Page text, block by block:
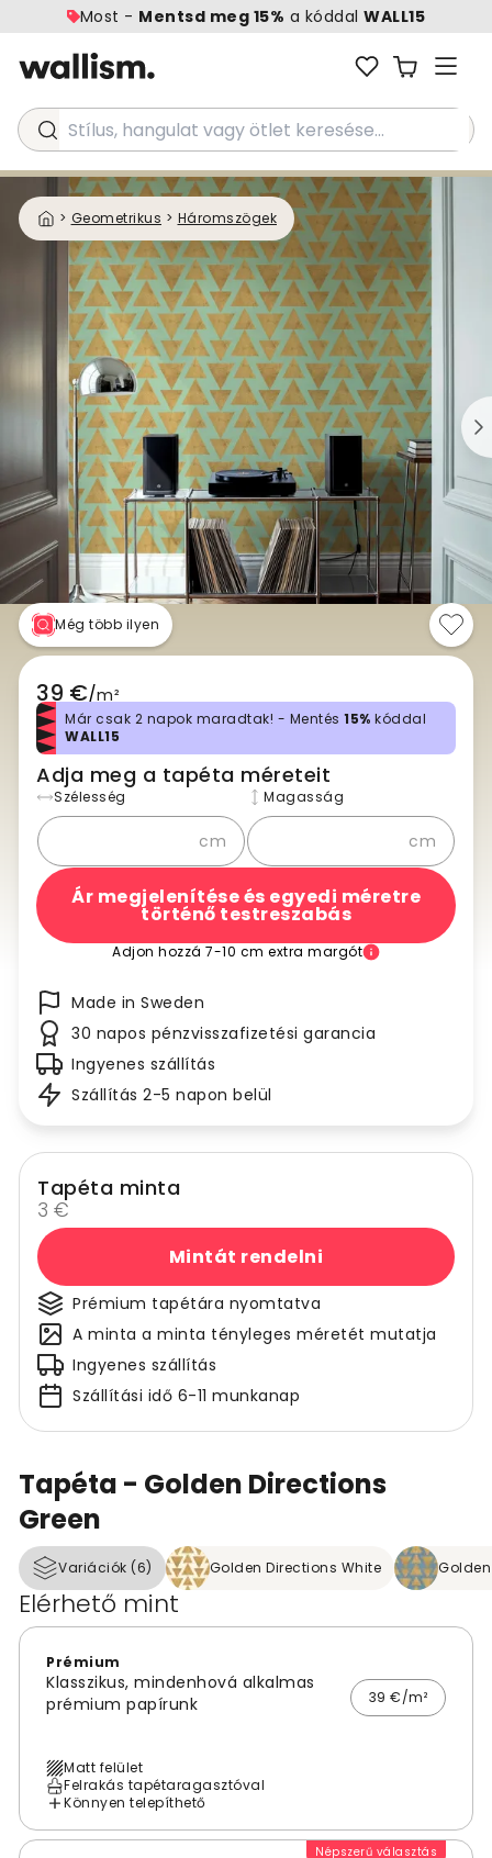
Most - Mentsd meg 15% a kóddalWALL15
Stílus, hangulat vagy ötlet keresése...
> Geometrikus > Háromszögek
Tapéta - Golden Directions
Green
Variációk (6) Golden Directions White
Elérhető mint
Prémium
Klasszikus, mindenhová alkalmas
prémium papírunk
39 €/m²
Matt felület
Felrakás tapétaragasztóval
Könnyen telepíthető
Népszerű választás
Még több ilyen
39 €/m²
Már csak 2 napok maradtak! - Mentés 15% kóddal
WALL15
Adja meg a tapéta méreteit
Szélesség
cm
Magasság
cm
Ár megjelenítése és egyedi méretre
történő testreszabás
Adjon hozzá 7-10 cm extra margót
Made in Sweden
30 napos pénzvisszafizetési garancia
Ingyenes szállítás
Szállítás 2-5 napon belül
Tapéta minta
3 €
Mintát rendelni
Prémium tapétára nyomtatva
A minta a minta tényleges méretét mutatja
Ingyenes szállítás
Szállítási idő 6-11 munkanap